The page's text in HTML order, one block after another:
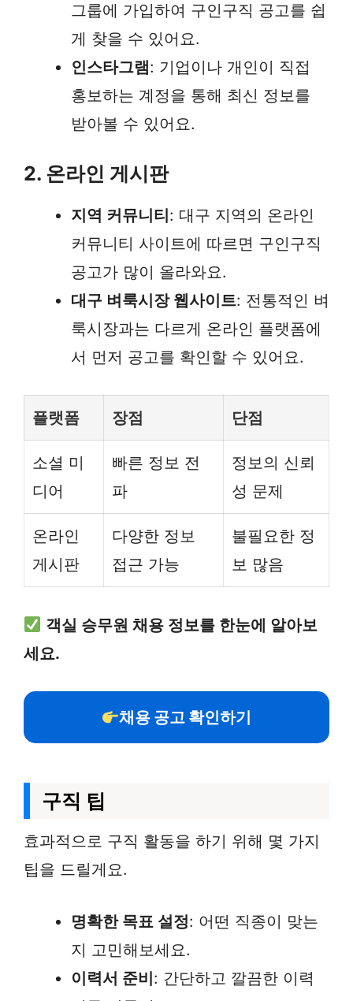
그룹에 가입하여 구인구직 공고를 쉽
게 찾을 수 있어요.
인스타그램: 기업이나 개인이 직접
홍보하는 계정을 통해 최신 정보를
받아볼 수 있어요.
2. 온라인 게시판
지역 커뮤니티: 대구 지역의 온라인
커뮤니티 사이트에 따르면 구인구직
공고가 많이 올라와요.
대구 벼룩시장 웹사이트: 전통적인 벼
룩시장과는 다르게 온라인 플랫폼에
서 먼저 공고를 확인할 수 있어요.
플랫폼 장점 단점
소셜 미
디어
빠른 정보 전
파
정보의 신뢰
성 문제
온라인
게시판
다양한 정보
접근 가능
불필요한 정
보 많음
객실 승무원 채용 정보를 한눈에 알아보
세요.
채용 공고 확인하기
구직 팁
효과적으로 구직 활동을 하기 위해 몇 가지
팁을 드릴게요.
명확한 목표 설정: 어떤 직종이 맞는
지 고민해보세요.
이력서 준비: 간단하고 깔끔한 이력